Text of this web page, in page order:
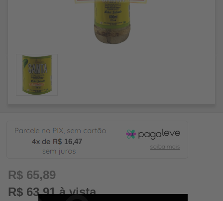
16,47
R$ 65,89
R$ 63,91 à vista